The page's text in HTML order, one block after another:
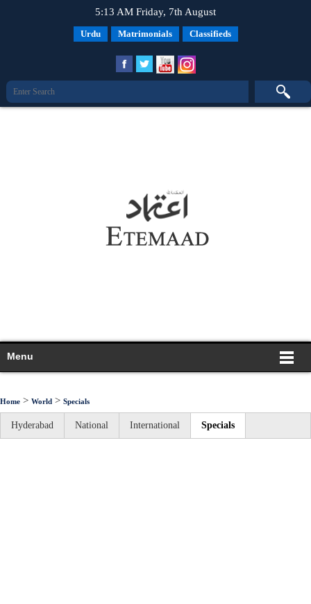
5:13 AM Friday, 7th August
Urdu Matrimonials Classifieds
Menu
Home > World > Specials
Hyderabad National International Specials